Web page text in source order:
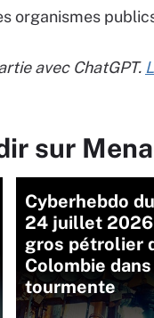
organismes
avec ChatGPT.
sur
Cyberhebdo du
24 juillet
gros pétrolier
Colombie
tourmente